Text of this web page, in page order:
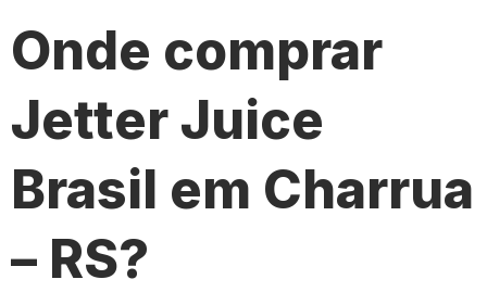
Onde comprar
Jetter Juice
Brasil em Charrua
– RS?